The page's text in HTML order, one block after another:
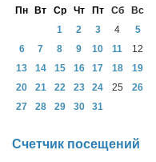
Пн
Вт Ср Чт Пт Сб
Вс
1
2 3 4
5
6
7 8 9 10 11
12
13
14 15 16 17 18
19
20
21 22 23 24 25
26
27
28 29 30 31
Счетчик посещений